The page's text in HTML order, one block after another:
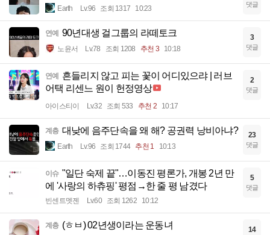
Earth Lv.96 조회 1317 10:23 댓글
연예 90년대생 걸그룹의 라떼토크
노윤서 Lv.78 조회 1208 추천 3 10:18
3
댓글
연예
흔들리지 않고 피는 꽃이 어디있으랴 | 러브
어택 리센느 원이 헌정영상
아이스티이 Lv.32 조회 533 추천 2 10:17
2
댓글
계층 대낮에 음주단속을 왜 해? 공권력 낭비아냐?
Earth Lv.96 조회 1744 추천 1 10:13
23
댓글
이슈 "일단 숙제 끝"…이동진 평론가, 개봉 2년 만
에 '사랑의 하츄핑' 평점→한 줄 평 남겼다
빈센트멧젠 Lv.60 조회 1262 10:12
5
댓글
계층 (ㅎㅂ) 02년생이라는 운동녀 14